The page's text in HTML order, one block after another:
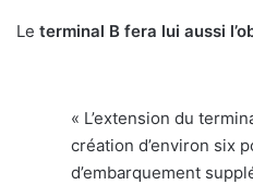
Le terminal B fera lui aussi
« L’extension du
création d’environ six
d’embarquement